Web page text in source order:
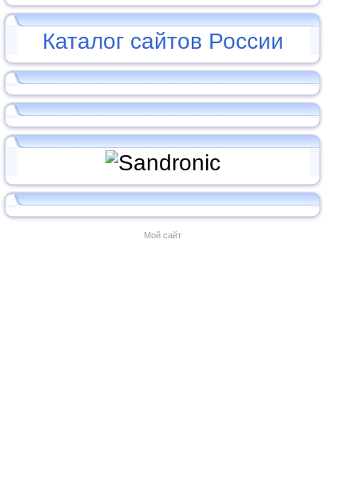
Каталог сайтов России
Мой сайт